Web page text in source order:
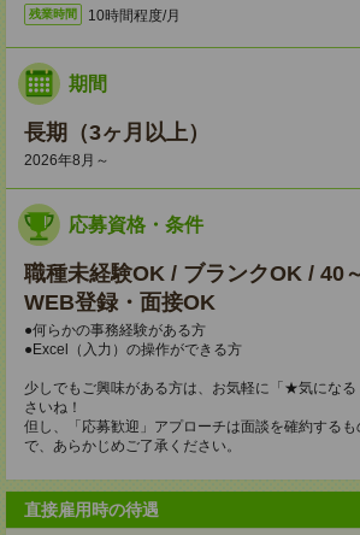
残業時間 10時間程度/月
期間
長期（3ヶ月以上）
2026年8月～
応募資格・条件
職種未経験OK / ブランクOK / 40
WEB登録・面接OK
●何らかの事務経験がある方
●Excel（入力）の操作ができる方
少しでもご興味がある方は、お気軽に「★気にな
さいね！
但し、「応募歓迎」アプローチは面談を確約する
で、あらかじめご了承ください。
直接雇用時の待遇